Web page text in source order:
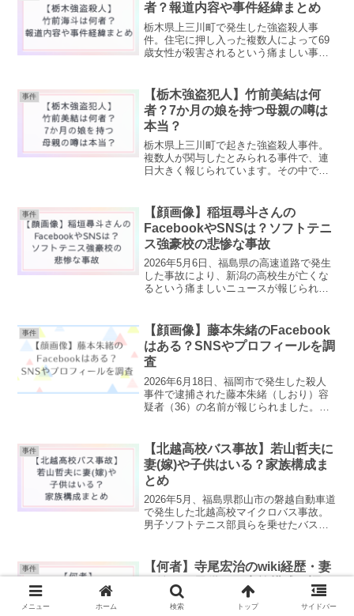
者？報道内容や事件経緯まとめ
栃木県上三川町で発生した強盗殺人事
件。住宅に押し入った複数人によって69
歳女性が殺害されるという痛ましい事件
前海斗容疑者を逮捕しました。この記事
では、現時点で報じら...
事件
【栃木強盗犯人】竹前美結は何
者？7か月の娘を持つ母親の噂は
本当？
栃木県上三川町で起きた強盗殺人事件。
複数人が関与したとみられる事件で、連
日大きく報じられています。その中でも
（25）です。ネット上では、「竹前夫妻
はどんな人物？」「子...
事件
【顔画像】稲垣尋斗さんの
FacebookやSNSは？ソフトテニ
ス強豪校の悲惨な事故
2026年5月6日、福島県の高速道路で発生
した事故により、新潟の高校生が亡くな
るという痛ましいニュースが報じられま
は、事故の詳細稲垣さんの人物像
FacebookやS...
事件
【顔画像】藤本朱緒のFacebook
はある？SNSやプロフィールを調
査
2026年6月18日、福岡市で発生した殺人
事件で逮捕された藤本朱緒（しおり）容
疑者（36）の名前が報じられました。事
ているのかFacebookやInstagramなど
の...
事件
【北越高校バス事故】若山哲夫に
妻(嫁)や子供はいる？家族構成ま
とめ
2026年5月、福島県郡山市の磐越自動車道
で発生した北越高校マイクロバス事故。
男子ソフトテニス部員らを乗せたバスが
い事故となりました。そして現在、逮捕
された運転手・...
事件
【何者】寺尾宏治のwiki経歴・妻
（嫁）や子供など家族構成を調
メニュー ホーム 検索 トップ サイドバー